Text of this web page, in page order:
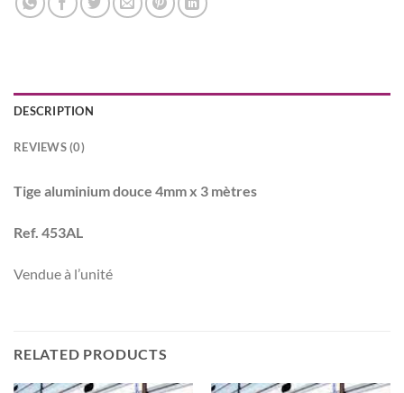
DESCRIPTION
REVIEWS (0)
Tige aluminium douce 4mm x 3 mètres
Ref. 453AL
Vendue à l’unité
RELATED PRODUCTS